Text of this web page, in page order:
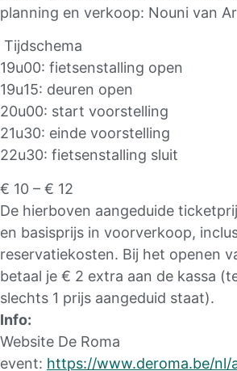
planning en verkoop: Nouni van
Tijdschema
19u00: fietsenstalling open
19u15: deuren open
20u00: start voorstelling
21u30: einde voorstelling
22u30: fietsenstalling sluit
€ 10 – € 12
De hierboven aangeduide
en basisprijs in voorverkoop,
reservatiekosten. Bij het openen
betaal je € 2 extra aan de kassa
slechts 1 prijs aangeduid staat).
Info:
Website De Roma
event: https://www.deroma.be/nl/